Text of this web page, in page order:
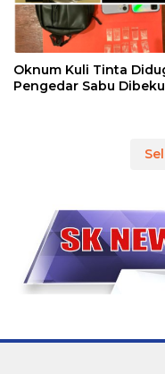
Oknum Kuli Tinta
Pengedar Sabu